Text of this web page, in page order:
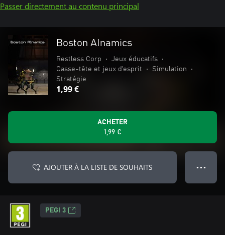
Passer directement au contenu principal
Boston AInamics
Restless Corp • Jeux éducatifs
•
Casse-tête et jeux d'esprit
• Simulation
•
Stratégie
1,99 €
ACHETER
1,99 €
AJOUTER À LA LISTE DE SOUHAITS ● ● ●
PEGI 3